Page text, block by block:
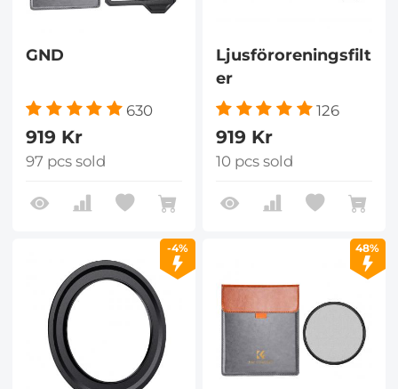
GND
630
919 Kr
97 pcs sold
Ljusföroreningsfilt
er
126
919 Kr
10 pcs sold
-4% 48%